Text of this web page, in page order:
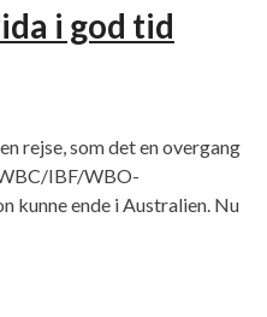
i god tid
rejse, som det en overgang
IBF/WBO-
kunne ende i Australien. Nu